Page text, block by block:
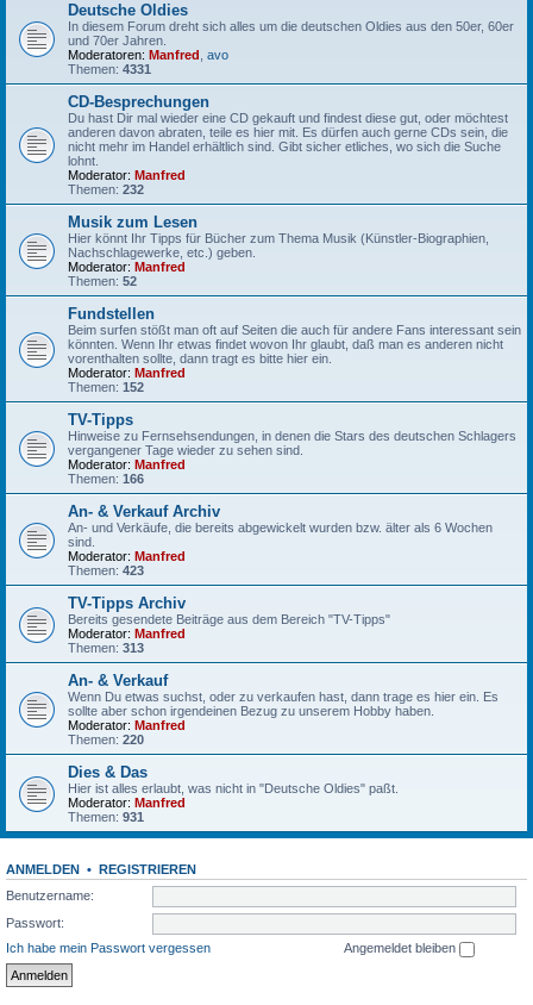
Deutsche Oldies
In diesem Forum dreht sich alles um die deutschen Oldies aus den 50er, 60er
und 70er Jahren.
Moderatoren: Manfred avo
Themen: 4331
CD-Besprechungen
Du hast Dir mal wieder eine CD gekauft und findest diese gut, oder möchtest
anderen davon abraten, teile es hier mit. Es dürfen auch gerne CDs sein, die
nicht mehr im Handel erhältlich sind. Gibt sicher etliches, wo sich die Suche
lohnt.
Moderator: Manfred
Themen: 232
Musik zum Lesen
Hier könnt Ihr Tipps für Bücher zum Thema Musik (Künstler-Biographien,
Nachschlagewerke, etc.) geben.
Moderator: Manfred
Themen: 52
Fundstellen
Beim surfen stößt man oft auf Seiten die auch für andere Fans interessant sein
könnten. Wenn Ihr etwas findet wovon Ihr glaubt, daß man es anderen nicht
vorenthalten sollte, dann tragt es bitte hier ein.
Moderator: Manfred
Themen: 152
TV-Tipps
Hinweise zu Fernsehsendungen, in denen die Stars des deutschen Schlagers
vergangener Tage wieder zu sehen sind.
Moderator: Manfred
Themen: 166
An- & Verkauf Archiv
An- und Verkäufe, die bereits abgewickelt wurden bzw. älter als 6 Wochen
sind.
Moderator: Manfred
Themen: 423
TV-Tipps Archiv
Bereits gesendete Beiträge aus dem Bereich "TV-Tipps"
Moderator: Manfred
Themen: 313
An- & Verkauf
Wenn Du etwas suchst, oder zu verkaufen hast, dann trage es hier ein. Es
sollte aber schon irgendeinen Bezug zu unserem Hobby haben.
Moderator: Manfred
Themen: 220
Dies & Das
Hier ist alles erlaubt, was nicht in "Deutsche Oldies" paßt.
Moderator: Manfred
Themen: 931
ANMELDEN • REGISTRIEREN
Benutzername:
Passwort:
Ich habe mein Passwort vergessen
Angemeldet bleiben